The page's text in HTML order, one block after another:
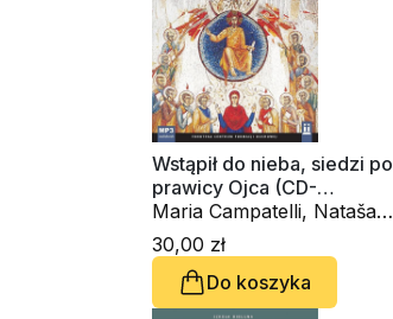
Wstąpił do nieba, siedzi po
prawicy Ojca (CD-
audiobook)
Maria Campatelli, Nataša
Govekar, Marko Ivan
Rupnik SJ, ks. Joachim
Stencel SDS, ks. Piotr
Szyrszeń SDS
30,00 zł
Do koszyka